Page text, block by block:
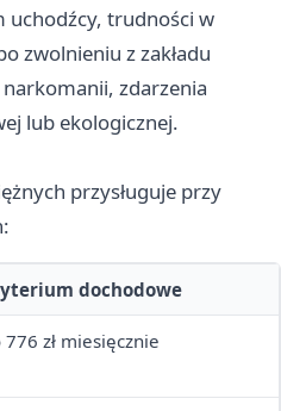
uchodźcy, trudności w
zwolnieniu z zakładu
zdarzenia
lub ekologicznej.
przysługuje przy
dochodowe
776 zł miesięcznie